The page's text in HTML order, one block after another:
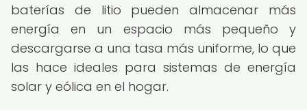
baterías de litio pueden almacenar más
energía en un espacio más pequeño y
descargarse a una tasa más uniforme, lo que
las hace ideales para sistemas de energía
solar y eólica en el hogar.